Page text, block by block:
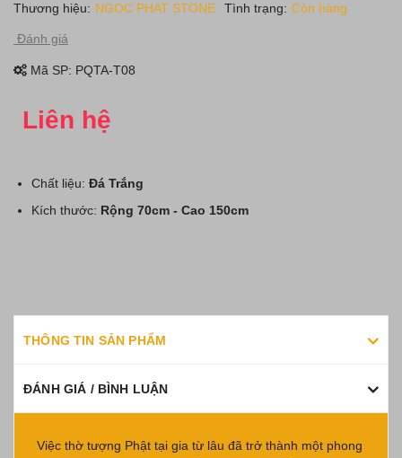
Thương hiệu: NGOC PHAT STONE Tình trạng: Còn hàng
Đánh giá
Mã SP: PQTA-T08
Liên hệ
Chất liệu: Đá Trắng
Kích thước: Rộng 70cm - Cao 150cm
THÔNG TIN SẢN PHẨM
ĐÁNH GIÁ / BÌNH LUẬN
Việc thờ tượng Phật tại gia từ lâu đã trở thành một phong